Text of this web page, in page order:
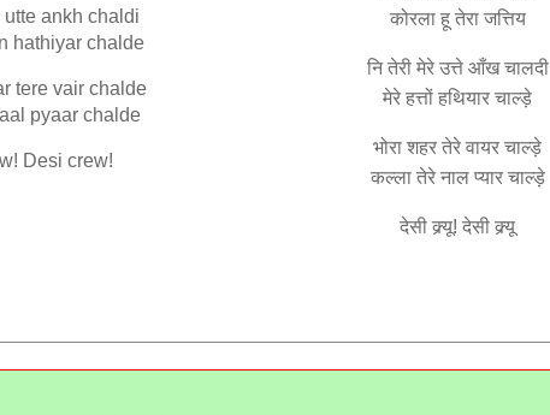
utte ankh chaldi
hathiyar chalde
tere vair chalde
pyaar chalde
Desi crew!
कोरला हू तेरा जत्तिय
नि तेरी मेरे उत्ते आँख चालदी
मेरे हत्तों हथियार चाल्ड़े
भोरा शहर तेरे वायर चाल्ड़े
कल्ला तेरे नाल प्यार चाल्ड़े
देसी क्र्यू! देसी क्र्यू